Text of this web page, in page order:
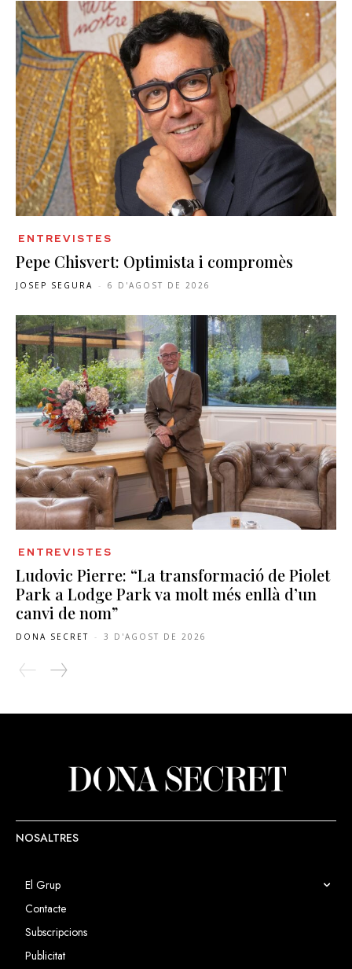
ENTREVISTES
Pepe Chisvert: Optimista i compromès
JOSEP SEGURA - 6 D'AGOST DE 2026
ENTREVISTES
Ludovic Pierre: “La transformació de Piolet
Park a Lodge Park va molt més enllà d’un
canvi de nom”
DONA SECRET - 3 D'AGOST DE 2026
NOSALTRES
El Grup
Contacte
Subscripcions
Publicitat